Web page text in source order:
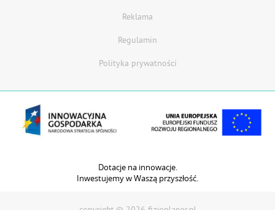
Reklama
Regulamin
Polityka prywatności
Dotacje na innowacje.
Inwestujemy w Waszą przyszłość.